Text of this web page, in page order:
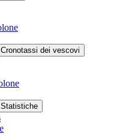
dei vescovi